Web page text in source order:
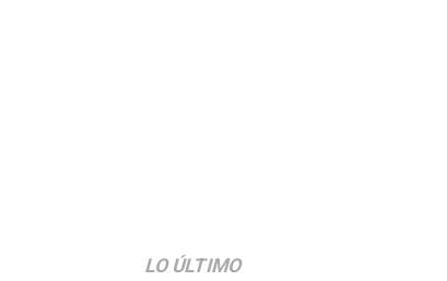
LO ÚLTIMO